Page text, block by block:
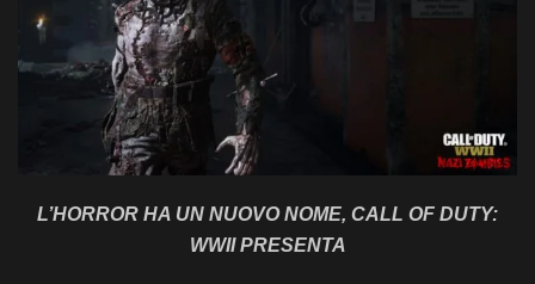
L’HORROR HA UN NUOVO NOME, CALL OF DUTY:
WWII PRESENTA